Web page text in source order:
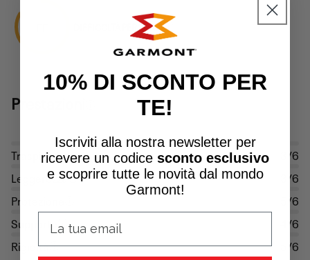
DIFFICOLTÀ PERCORSI
Prestazioni
Traspirazione
3/6
Leggerezza
3/6
Protezione
5/6
Supporto
4/6
Rigidità
5/6
10% DI SCONTO PER
TE!
Iscriviti alla nostra newsletter per
ricevere un codice sconto esclusivo
e scoprire tutte le novità dal mondo
Garmont!